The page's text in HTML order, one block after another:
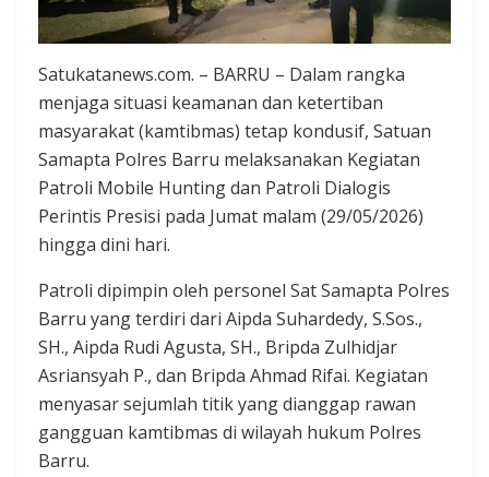
Satukatanews.com. – BARRU – Dalam rangka
menjaga situasi keamanan dan ketertiban
masyarakat (kamtibmas) tetap kondusif, Satuan
Samapta Polres Barru melaksanakan Kegiatan
Patroli Mobile Hunting dan Patroli Dialogis
Perintis Presisi pada Jumat malam (29/05/2026)
hingga dini hari.
Patroli dipimpin oleh personel Sat Samapta Polres
Barru yang terdiri dari Aipda Suhardedy, S.Sos.,
SH., Aipda Rudi Agusta, SH., Bripda Zulhidjar
Asriansyah P., dan Bripda Ahmad Rifai. Kegiatan
menyasar sejumlah titik yang dianggap rawan
gangguan kamtibmas di wilayah hukum Polres
Barru.